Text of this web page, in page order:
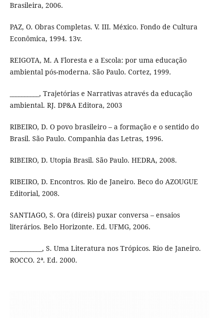
Brasileira, 2006.
PAZ, O. Obras Completas. V. III. México. Fondo de Cultura
Econômica, 1994. 13v.
REIGOTA, M. A Floresta e a Escola: por uma educação
ambiental pós-moderna. São Paulo. Cortez, 1999.
__________, Trajetórias e Narrativas através da educação
ambiental. RJ. DP&A Editora, 2003
RIBEIRO, D. O povo brasileiro – a formação e o sentido do
Brasil. São Paulo. Companhia das Letras, 1996.
RIBEIRO, D. Utopia Brasil. São Paulo. HEDRA, 2008.
RIBEIRO, D. Encontros. Rio de Janeiro. Beco do AZOUGUE
Editorial, 2008.
SANTIAGO, S. Ora (direis) puxar conversa – ensaios
literários. Belo Horizonte. Ed. UFMG, 2006.
___________, S. Uma Literatura nos Trópicos. Rio de Janeiro.
ROCCO. 2ª. Ed. 2000.